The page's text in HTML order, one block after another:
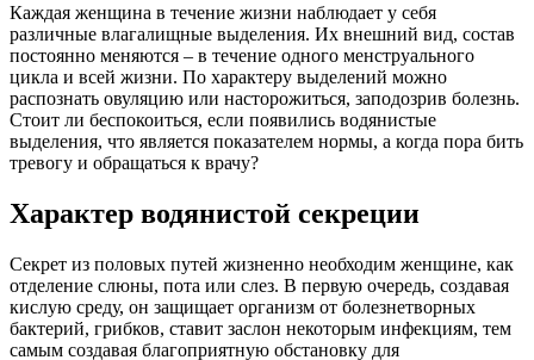
Каждая женщина в течение жизни наблюдает у себя
различные влагалищные выделения. Их внешний вид, состав
постоянно меняются – в течение одного менструального
цикла и всей жизни. По характеру выделений можно
распознать овуляцию или насторожиться, заподозрив болезнь.
Стоит ли беспокоиться, если появились водянистые
выделения, что является показателем нормы, а когда пора бить
тревогу и обращаться к врачу?
Характер водянистой секреции
Секрет из половых путей жизненно необходим женщине, как
отделение слюны, пота или слез. В первую очередь, создавая
кислую среду, он защищает организм от болезнетворных
бактерий, грибков, ставит заслон некоторым инфекциям, тем
самым создавая благоприятную обстановку для